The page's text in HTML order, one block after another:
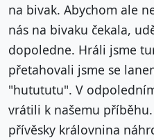
na bivak. Abychom ale
nás na bivaku čekala,
dopoledne. Hráli jsme
přetahovali jsme se
"hutututu". V
vrátili k našemu
přívěsky královnina